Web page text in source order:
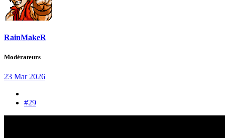
RainMakeR
Modérateurs
23 Mar 2026
#29